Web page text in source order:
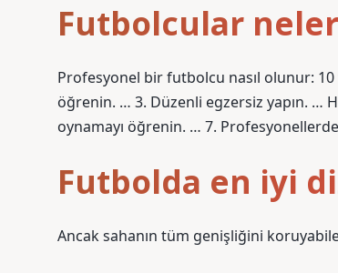
Futbolcular
Profesyonel bir futbolcu nasıl olunur:
öğrenin. … 3. Düzenli egzersiz yapın. …
oynamayı öğrenin. … 7.
Futbolda en iyi
Ancak sahanın tüm genişliğini